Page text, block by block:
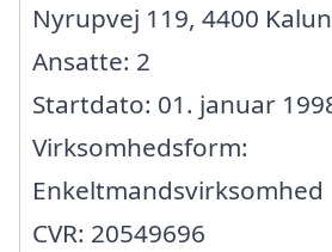
Nyrupvej 119, 4400
Ansatte: 2
Startdato: 01. januar
Virksomhedsform:
Enkeltmandsvirksomhed
CVR: 20549696